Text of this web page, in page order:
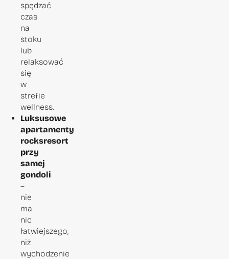
spędzać
czas
na
stoku
lub
relaksować
się
w
strefie
wellness.
Luksusowe
apartamenty
rocksresort
przy
samej
gondoli
–
nie
ma
nic
łatwiejszego,
niż
wychodzenie